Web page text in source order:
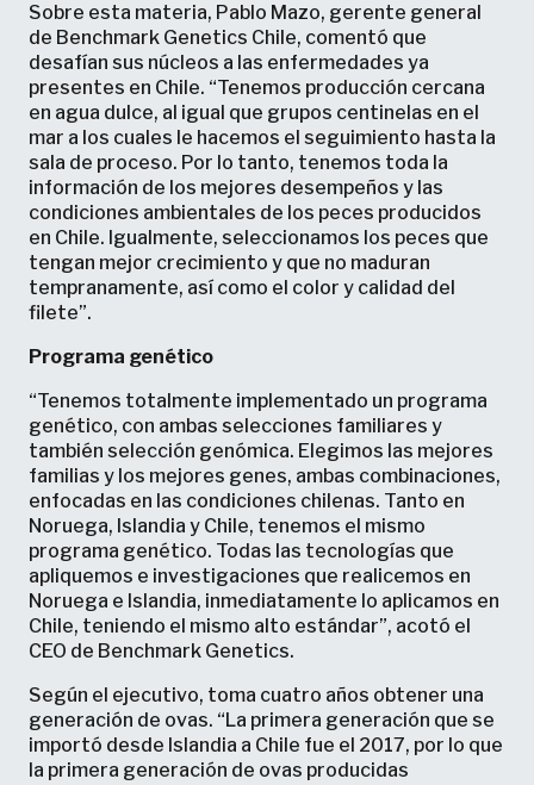
Sobre esta materia, Pablo Mazo, gerente general
de Benchmark Genetics Chile, comentó que
desafían sus núcleos a las enfermedades ya
presentes en Chile. “Tenemos producción cercana
en agua dulce, al igual que grupos centinelas en el
mar a los cuales le hacemos el seguimiento hasta la
sala de proceso. Por lo tanto, tenemos toda la
información de los mejores desempeños y las
condiciones ambientales de los peces producidos
en Chile. Igualmente, seleccionamos los peces que
tengan mejor crecimiento y que no maduran
tempranamente, así como el color y calidad del
filete”.
Programa genético
“Tenemos totalmente implementado un programa
genético, con ambas selecciones familiares y
también selección genómica. Elegimos las mejores
familias y los mejores genes, ambas combinaciones,
enfocadas en las condiciones chilenas. Tanto en
Noruega, Islandia y Chile, tenemos el mismo
programa genético. Todas las tecnologías que
apliquemos e investigaciones que realicemos en
Noruega e Islandia, inmediatamente lo aplicamos en
Chile, teniendo el mismo alto estándar”, acotó el
CEO de Benchmark Genetics.
Según el ejecutivo, toma cuatro años obtener una
generación de ovas. “La primera generación que se
importó desde Islandia a Chile fue el 2017, por lo que
la primera generación de ovas producidas